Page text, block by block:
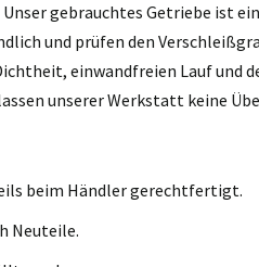
gebrauchtes Getriebe ist
und prüfen den
einwandfreien Lauf und
unserer Werkstatt keine
beim Händler gerechtfertigt.
Neuteile.